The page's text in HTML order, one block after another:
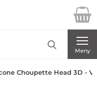
Telecom AB
Meny
Choupette Head 3D -